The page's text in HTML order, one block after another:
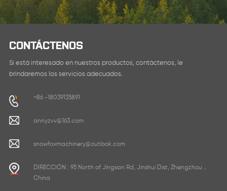
CONTÁCTENOS
Si está interesado en nuestros productos, contáctenos, le
brindaremos los servicios adecuados.
+86 -18039135891
annyzvv@163.com
snowfoxmachinery@outlook.com
DIRECCIÓN : 95 North of Jingsan Rd, Jinshui Dist, Zhengzhou，
China